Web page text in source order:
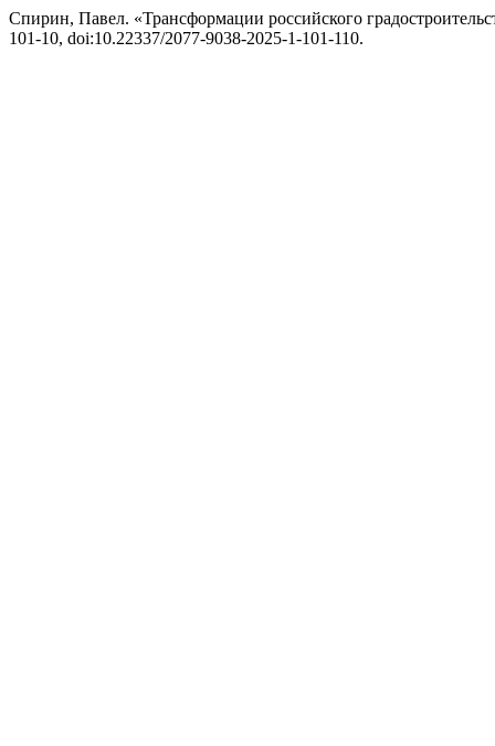
Спирин, Павел. «Трансформации российского
101-10, doi:10.22337/2077-9038-2025-1-101-110.